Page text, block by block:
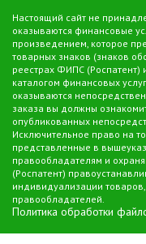
Микрозаймы за 5 минут
быстро решить
оперативность и
нежелательных
внимательно
Настоящий сайт не
оказываются финансовые
произведением, которое
товарных знаков (знаков
реестрах ФИПС
каталогом финансовых
оказываются
заказа вы должны
опубликованных
Исключительное право на
представленные в
правообладателям и
(Роспатент)
индивидуализации
правообладателей.
Политика обработки